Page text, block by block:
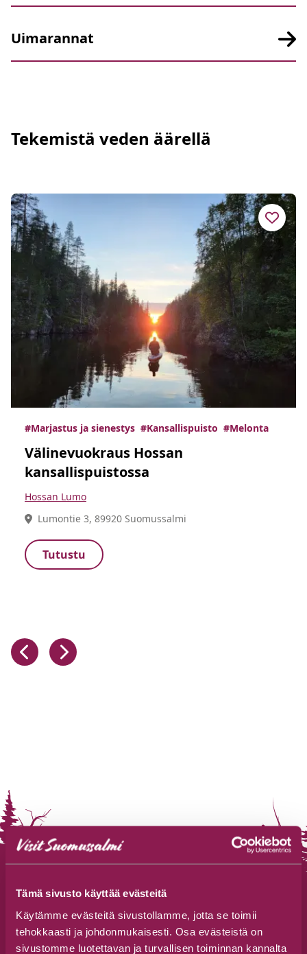
Tämä sivusto käyttää evästeitä
Käytämme evästeitä sivustollamme, jotta se toimii
tehokkaasti ja johdonmukaisesti. Osa evästeistä on
sivustomme luotettavan ja turvallisen toiminnan kannalta
Uimarannat
Tekemistä veden äärellä
#Marjastus ja sienestys #Kansallispuisto #Melonta
Välinevuokraus Hossan
kansallispuistossa
Hossan Lumo
Lumontie 3, 89920 Suomussalmi
Tutustu
Suomussalmen Matkailutoimisto